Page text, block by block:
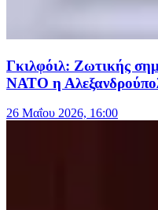
Γκιλφόιλ: Ζωτικής
ΝΑΤΟ η
26 Μαΐου 2026, 16:00